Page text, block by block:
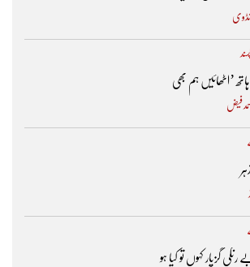
’اٹھائیں ہم بھی
فیض
رنگی گزپار کہوں تو کیا ہو